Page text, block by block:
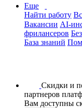
Еще
Найти работу
Вакансии AI-
фрилансеров
База знаний
Скидки и
партнеров
Вам доступны